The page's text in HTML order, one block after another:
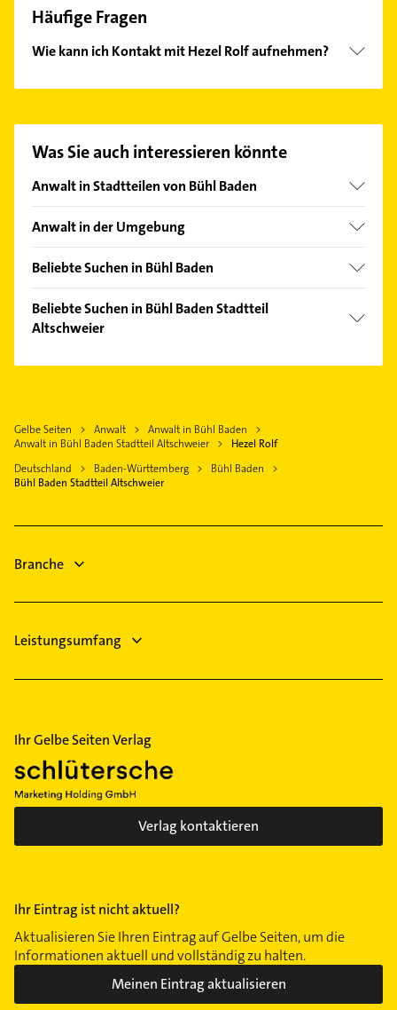
Häufige Fragen
Wie kann ich Kontakt mit Hezel Rolf aufnehmen?
finden Sie alleKontaktdaten.
Was Sie auch interessieren könnte
Anwalt in Stadtteilen von Bühl Baden
Balzhofen
Moos
Oberbruch
Sand
Anwalt in der Umgebung
Lauf Baden
Achern
Baden-Baden
Gaggenau
Oberkirch Baden
Beliebte Suchen in Bühl Baden
Immobilien
Immobilienmakler
Arzt
Heizung & Sanitär
Lüftungsanlagen
Heizungsfirmen
Beliebte Suchen in Bühl Baden Stadtteil
Altschweier
Physikalische Therapie
Krankengymnastik
Gelbe Seiten Anwalt
Anwalt in Bühl Baden
Anwalt in Bühl Baden Stadtteil Altschweier
Hezel Rolf
Deutschland
Baden-Württemberg
Bühl Baden
Bühl Baden Stadtteil Altschweier
Branche
Leistungsumfang
Ihr Gelbe Seiten Verlag
Verlag kontaktieren
Ihr Eintrag ist nicht aktuell?
Aktualisieren Sie Ihren Eintrag auf Gelbe Seiten, um die
Informationen aktuell und vollständig zu halten.
Meinen Eintrag aktualisieren